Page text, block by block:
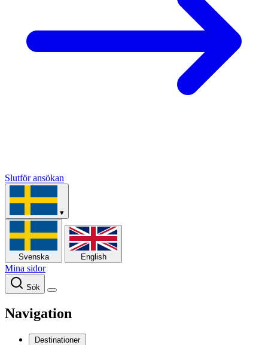
Slutför ansökan
▾
Svenska English
Mina sidor
Sök
Navigation
Destinationer